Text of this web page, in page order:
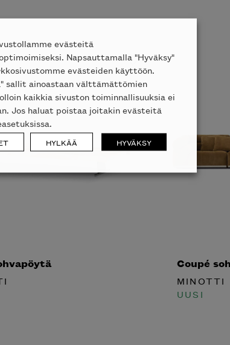
MINOTTI
UUSI
evästeitä
Napsauttamalla "Hyväksy"
evästeiden käyttöön.
sallit ainoastaan välttämättömien
kaikkia sivuston toiminnallisuuksia ei
Jos haluat poistaa joitakin evästeitä
HYLKÄÄ HYVÄKSY